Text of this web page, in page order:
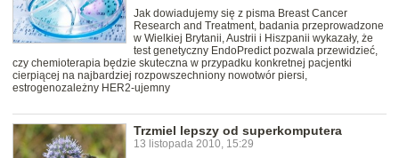
Jak dowiadujemy się z pisma Breast Cancer
Research and Treatment, badania przeprowadzone
w Wielkiej Brytanii, Austrii i Hiszpanii wykazały, że
test genetyczny EndoPredict pozwala przewidzieć,
czy chemioterapia będzie skuteczna w przypadku konkretnej pacjentki
cierpiącej na najbardziej rozpowszechniony nowotwór piersi,
estrogenozależny HER2-ujemny
Trzmiel lepszy od superkomputera
13 listopada 2010, 15:29